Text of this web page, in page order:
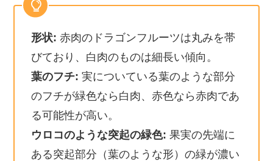
形状: 赤肉のドラゴンフルーツは丸みを帯
びており、白肉のものは細長い傾向。
葉のフチ: 実についている葉のような部分
のフチが緑色なら白肉、赤色なら赤肉であ
る可能性が高い。
ウロコのような突起の緑色: 果実の先端に
ある突起部分（葉のような形）の緑が濃い